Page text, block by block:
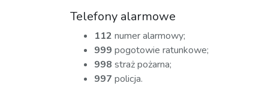
Telefony alarmowe
112 numer alarmowy;
999 pogotowie ratunkowe;
998 straż pożarna;
997 policja.